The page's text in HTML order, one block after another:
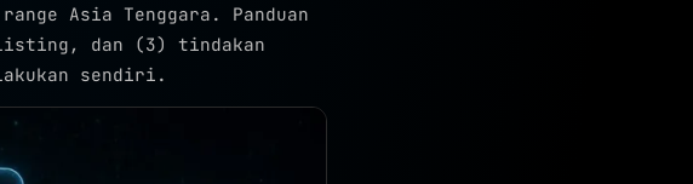
Asia Tenggara. Panduan
listing, dan (3) tindakan
sendiri.